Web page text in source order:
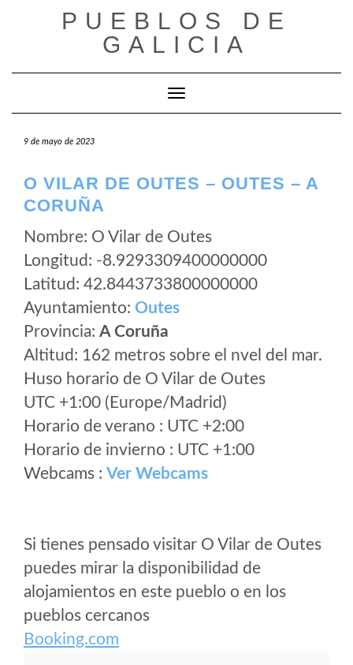
PUEBLOS DE
GALICIA
Cambiar modo de navegación
9 de mayo de 2023
O VILAR DE OUTES – OUTES – A
CORUÑA
Nombre: O Vilar de Outes
Longitud: -8.9293309400000000
Latitud: 42.8443733800000000
Ayuntamiento: Outes
Provincia: A Coruña
Altitud: 162 metros sobre el nvel del mar.
Huso horario de O Vilar de Outes
UTC +1:00 (Europe/Madrid)
Horario de verano : UTC +2:00
Horario de invierno : UTC +1:00
Webcams : Ver Webcams
Si tienes pensado visitar O Vilar de Outes
puedes mirar la disponibilidad de
alojamientos en este pueblo o en los
pueblos cercanos
Booking.com